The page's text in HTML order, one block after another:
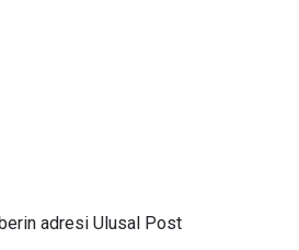
adresi Ulusal Post